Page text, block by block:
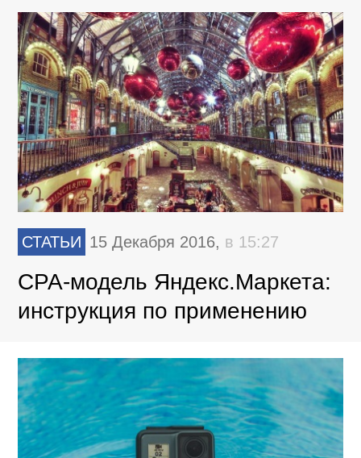
СТАТЬИ 15 Декабря 2016, в 15:27
CPA-модель Яндекс.Маркета:
инструкция по применению